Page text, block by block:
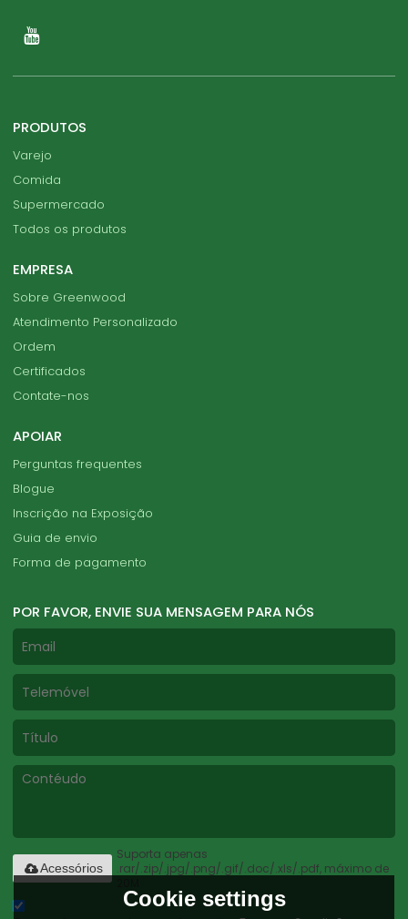
PRODUTOS
Varejo
Comida
Supermercado
Todos os produtos
EMPRESA
Sobre Greenwood
Atendimento Personalizado
Ordem
Certificados
Contate-nos
APOIAR
Perguntas frequentes
Blogue
Inscrição na Exposição
Guia de envio
Forma de pagamento
POR FAVOR, ENVIE SUA MENSAGEM PARA NÓS
Suporta apenas
.rar/.zip/.jpg/.png/.gif/.doc/.xls/.pdf, máximo de
Acessórios
Cookie settings